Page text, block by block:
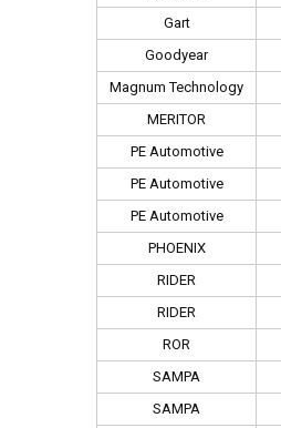
Gart
Goodyear
Magnum Technology
MERITOR
PE Automotive
PE Automotive
PE Automotive
PHOENIX
RIDER
RIDER
ROR
SAMPA
SAMPA